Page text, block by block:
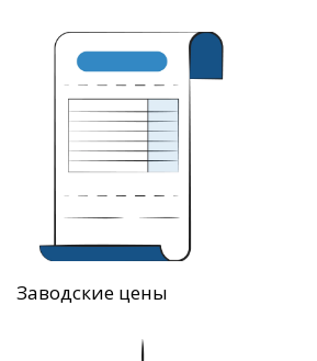
Заводские цены